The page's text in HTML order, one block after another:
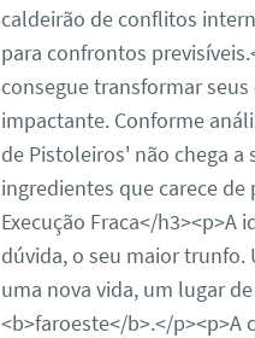
caldeirão de conflitos
para confrontos
consegue transformar
impactante. Conforme
de Pistoleiros' não chega a
ingredientes que carece
Execução Fraca</h3><p>A
dúvida, o seu maior trunfo.
uma nova vida, um lugar
<b>faroeste</b>.</p><p>A